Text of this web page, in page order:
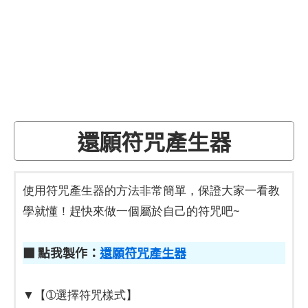
還願符咒產生器
使用符咒產生器的方法非常簡單，保證大家一看教
學就懂！趕快來做一個屬於自己的符咒吧~
■ 點我製作： 還願符咒產生器
▼【➀選擇符咒樣式】